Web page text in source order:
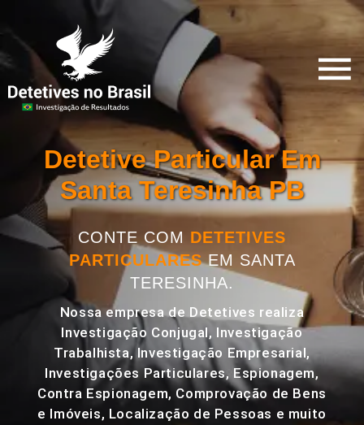
Detetive Particular Em
Santa Teresinha PB
CONTE COM DETETIVES
PARTICULARESEM SANTA
TERESINHA.
Nossa empresa de Detetives realiza
Investigação Conjugal, Investigação
Trabalhista, Investigação Empresarial,
Investigações Particulares, Espionagem,
Contra Espionagem, Comprovação de Bens
e Imóveis, Localização de Pessoas e muito